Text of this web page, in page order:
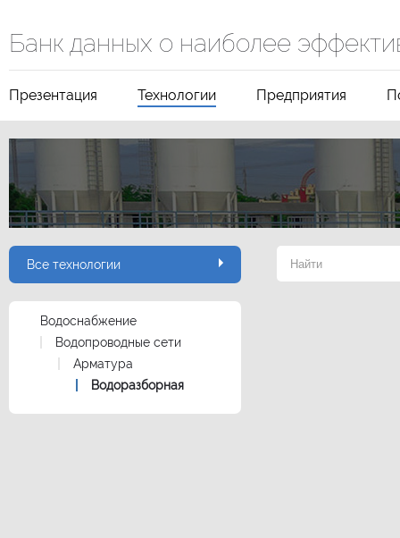
Банк данных о наиболее
Презентация Технологии Предприятия
Все технологии
Водоснабжение
Водопроводные сети
Арматура
Водоразборная